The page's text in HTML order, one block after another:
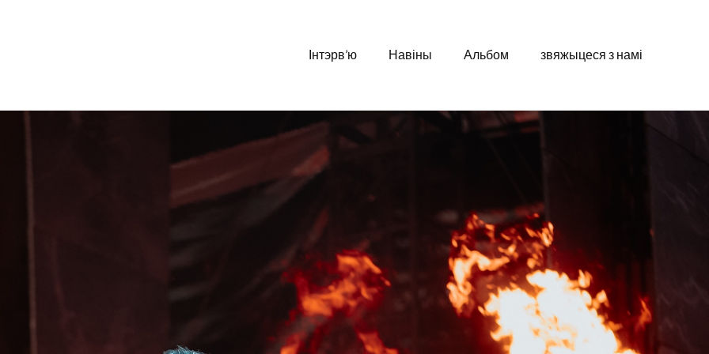
Інтэрв’ю Навіны Альбом звяжыцеся з намі